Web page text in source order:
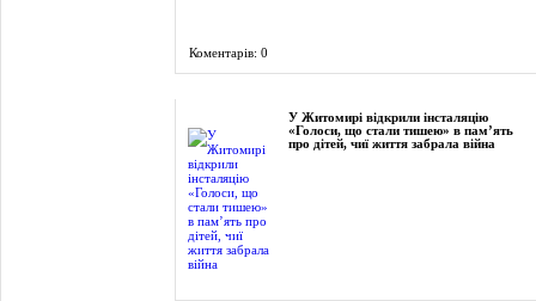
Коментарів: 0
У Житомирі відкрили інсталяцію
«Голоси, що стали тишею» в пам’ять
про дітей, чиї життя забрала війна